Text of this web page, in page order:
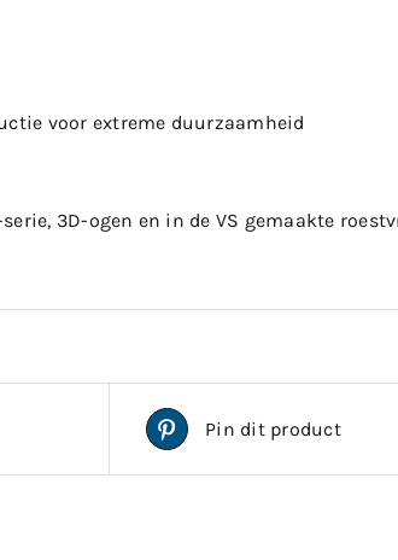
voor extreme duurzaamheid
3D-ogen en in de VS gemaakte
Pin dit product